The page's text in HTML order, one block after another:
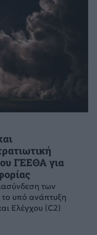
ΓΕΕΘΑ για
των
υπό ανάπτυξη
Ελέγχου (C2)